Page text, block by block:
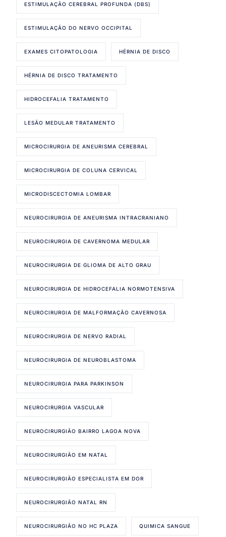
ESTIMULAÇÃO CEREBRAL PROFUNDA (DBS)
ESTIMULAÇÃO DO NERVO OCCIPITAL
EXAMES CITOPATOLOGIA HÉRNIA DE DISCO
HÉRNIA DE DISCO TRATAMENTO
HIDROCEFALIA TRATAMENTO
LESÃO MEDULAR TRATAMENTO
MICROCIRURGIA DE ANEURISMA CEREBRAL
MICROCIRURGIA DE COLUNA CERVICAL
MICRODISCECTOMIA LOMBAR
NEUROCIRURGIA DE ANEURISMA INTRACRANIANO
NEUROCIRURGIA DE CAVERNOMA MEDULAR
NEUROCIRURGIA DE GLIOMA DE ALTO GRAU
NEUROCIRURGIA DE HIDROCEFALIA NORMOTENSIVA
NEUROCIRURGIA DE MALFORMAÇÃO CAVERNOSA
NEUROCIRURGIA DE NERVO RADIAL
NEUROCIRURGIA DE NEUROBLASTOMA
NEUROCIRURGIA PARA PARKINSON
NEUROCIRURGIA VASCULAR
NEUROCIRURGIÃO BAIRRO LAGOA NOVA
NEUROCIRURGIÃO EM NATAL
NEUROCIRURGIÃO ESPECIALISTA EM DOR
NEUROCIRURGIÃO NATAL RN
NEUROCIRURGIÃO NO HC PLAZA QUIMICA SANGUE